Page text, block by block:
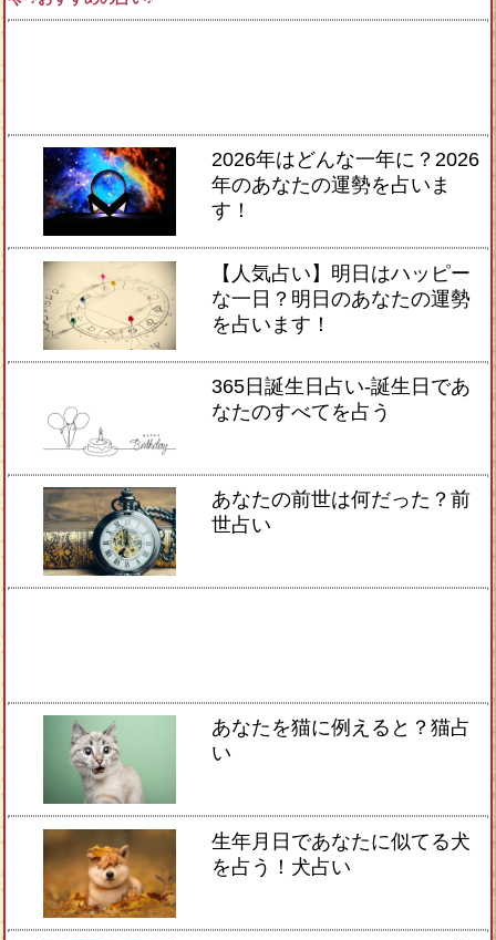
2026年はどんな一年に？2026
年のあなたの運勢を占いま
す！
【人気占い】明日はハッピー
な一日？明日のあなたの運勢
を占います！
365日誕生日占い-誕生日であ
なたのすべてを占う
あなたの前世は何だった？前
世占い
あなたを猫に例えると？猫占
い
生年月日であなたに似てる犬
を占う！犬占い